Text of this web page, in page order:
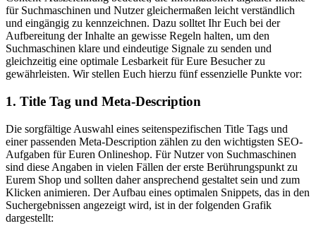
für Suchmaschinen und Nutzer gleichermaßen leicht verständlich
und eingängig zu kennzeichnen. Dazu solltet Ihr Euch bei der
Aufbereitung der Inhalte an gewisse Regeln halten, um den
Suchmaschinen klare und eindeutige Signale zu senden und
gleichzeitig eine optimale Lesbarkeit für Eure Besucher zu
gewährleisten. Wir stellen Euch hierzu fünf essenzielle Punkte vor:
1. Title Tag und Meta-Description
Die sorgfältige Auswahl eines seitenspezifischen Title Tags und
einer passenden Meta-Description zählen zu den wichtigsten SEO-
Aufgaben für Euren Onlineshop. Für Nutzer von Suchmaschinen
sind diese Angaben in vielen Fällen der erste Berührungspunkt zu
Eurem Shop und sollten daher ansprechend gestaltet sein und zum
Klicken animieren. Der Aufbau eines optimalen Snippets, das in den
Suchergebnissen angezeigt wird, ist in der folgenden Grafik
dargestellt: